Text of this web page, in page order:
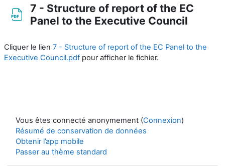
7 - Structure of report of the EC
Panel to the Executive Council
Cliquer le lien 7 - Structure of report of the EC Panel to the
Executive Council.pdf pour afficher le fichier.
Vous êtes connecté anonymement (Connexion)
Résumé de conservation de données
Obtenir l’app mobile
Passer au thème standard